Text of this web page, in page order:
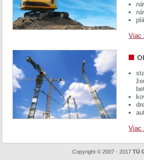
Viac
Viac
Copyright © 2007 - 2017 TÜ